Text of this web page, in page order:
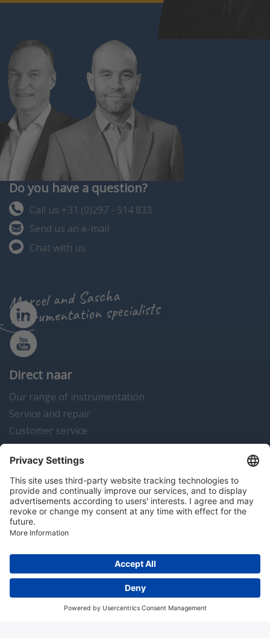
Do you have a question?
Call us +31 (0)297 - 514 833
Send us an e-mail
Chat with us
Marcel and Sascha
instrumentation specialists
Direct naar
Our range of instrumentation
Service and repair
Customer service
Instrumentation news
Contact us
Algemene voorwaarden Disclaimer
Colofon
Copyright © 2026 Hitma B.V.. All rights reserved.